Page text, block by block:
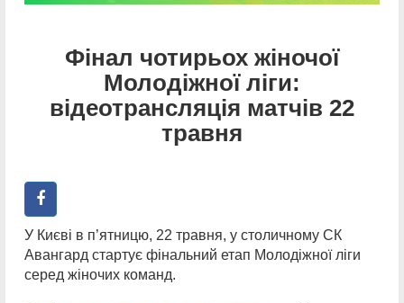
Фінал чотирьох жіночої
Молодіжної ліги:
відеотрансляція матчів 22
травня
У Києві в п’ятницю, 22 травня, у столичному СК
Авангард стартує фінальний етап Молодіжної ліги
серед жіночих команд.